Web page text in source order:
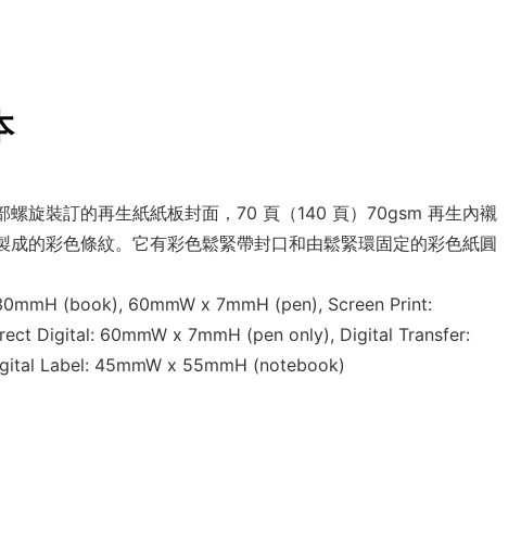
螺旋裝訂的再生紙紙板封面，70 頁（140 頁）70gsm 再生內襯
成的彩色條紋。它有彩色鬆緊帶封口和由鬆緊環固定的彩色紙圓
(book), 60mmW x 7mmH (pen), Screen Print:
Digital: 60mmW x 7mmH (pen only), Digital Transfer:
Label: 45mmW x 55mmH (notebook)